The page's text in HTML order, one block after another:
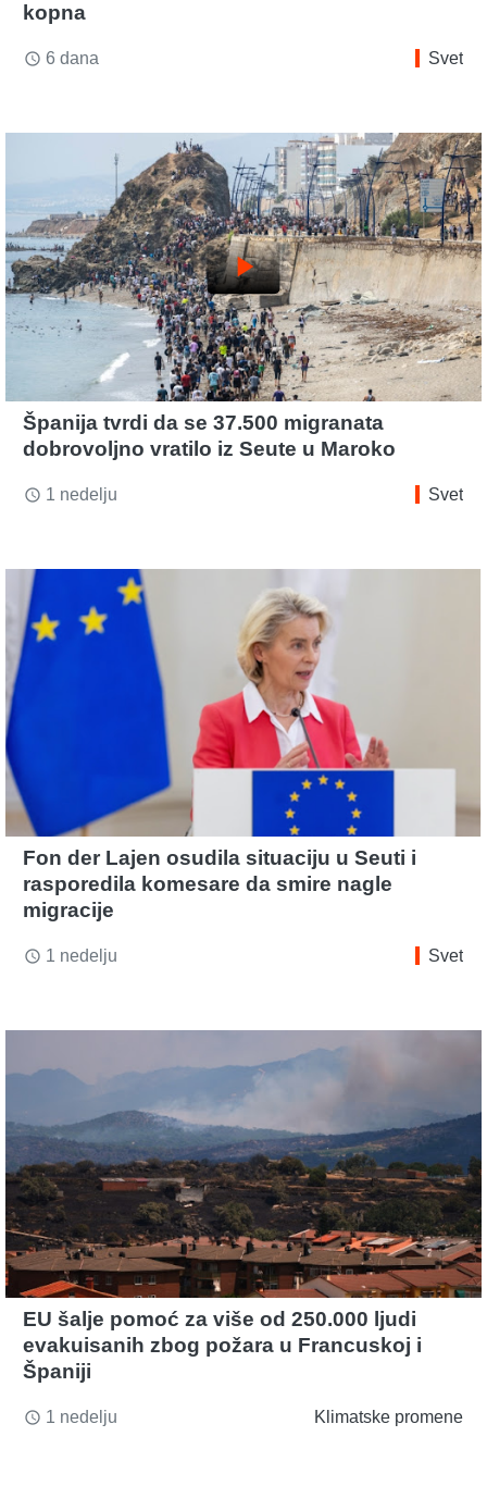
kopna
access_time 6 dana Svet
play_arrow
Španija tvrdi da se 37.500 migranata
dobrovoljno vratilo iz Seute u Maroko
access_time 1 nedelju Svet
Fon der Lajen osudila situaciju u Seuti i
rasporedila komesare da smire nagle
migracije
access_time 1 nedelju Svet
EU šalje pomoć za više od 250.000 ljudi
evakuisanih zbog požara u Francuskoj i
Španiji
access_time 1 nedelju Klimatske promene